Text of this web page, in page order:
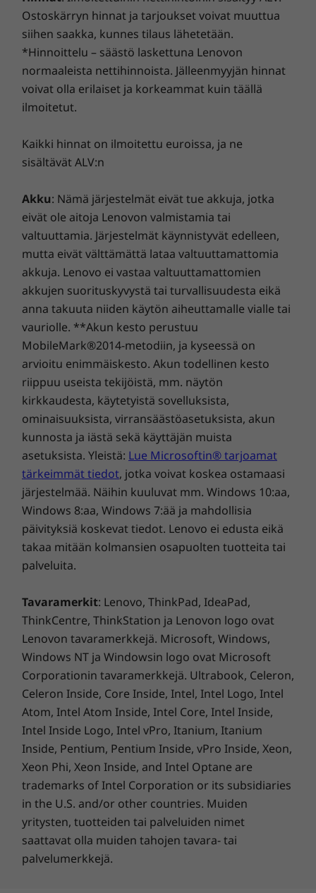
Yhteistyön tekeminen osallistavaksi ja
Yhteistyön tekeminen
osallistavaksi ja
helpoksi
Muuta kokouksien kulku ThinkSmart Tiny
Kitillä – jossa osallistuminen kohtaa
innovaatiot. Sertifioidut ja tiukasti testatut
laitteemme laajentavat kokoustilasi
vaivattomasti. Päivitä pieniä alikäytettyjä
kokoustiloja nykyaikaisen
videokonferenssiteknologian avulla.
Suorituskykyä ja turvallisuutta joka
rintamalla
Suorituskykyä ja
turvallisuutta joka
rintamalla
Vertaansa vailla oleva yksityisyys ja turvallisuus
alusta alkaen ThinkSmart Tiny Kitillä. Koe
johdonmukaista ja kestävää suorituskykyä,
joka täyttää vaatimuksesi Windows -
käyttöjärjestelmän sulautumiseen Office365-
ekosysteemiin. Lisäksi, sen hallinta- ja
raportointivälineet maksimoivat kaikkien
Paino
Alkaen 1,32 kg
ThinkSmart Controller
Portit ja paikat
USB-C 2.0
Suojaus
Kensington MiniSaver Security Slot™
Paino
Alkaen 753,8 g
Tekniset tiedot saattavat vaihdella alueittain ja malleittain.
Muut tiedot
Esiasennetut ohjelmistot
Microsoft Teams-huoneet
ThinkSmart Manager
Takuu
1 vuoden perustakuu
1-year Lenovo Premier-tuki
1 vuoden ThinkSmart ammattilaispalvelujen
käyttöönotto
1-year ThinkSmart ammattilaispalvelujen ylläpito
Tuotteen teknisten tietojen viite: Mallit, tekniset tiedot,
dokumentaatio, yhteensopivuus (englanniksi)
Tekniset tiedot saattavat vaihdella alueittain ja malleittain.
Ostoskärryn hinnat ja tarjoukset voivat muuttua
siihen saakka, kunnes tilaus lähetetään.
*Hinnoittelu – säästö laskettuna Lenovon
normaaleista nettihinnoista. Jälleenmyyjän hinnat
voivat olla erilaiset ja korkeammat kuin täällä
ilmoitetut.
Kaikki hinnat on ilmoitettu euroissa, ja ne
sisältävät ALV:n
Akku: Nämä järjestelmät eivät tue akkuja, jotka
eivät ole aitoja Lenovon valmistamia tai
valtuuttamia. Järjestelmät käynnistyvät edelleen,
mutta eivät välttämättä lataa valtuuttamattomia
akkuja. Lenovo ei vastaa valtuuttamattomien
akkujen suorituskyvystä tai turvallisuudesta eikä
anna takuuta niiden käytön aiheuttamalle vialle tai
vauriolle. **Akun kesto perustuu
MobileMark®2014-metodiin, ja kyseessä on
arvioitu enimmäiskesto. Akun todellinen kesto
riippuu useista tekijöistä, mm. näytön
kirkkaudesta, käytetyistä sovelluksista,
ominaisuuksista, virransäästöasetuksista, akun
kunnosta ja iästä sekä käyttäjän muista
asetuksista. Yleistä: Lue Microsoftin® tarjoamat
tärkeimmät tiedot, jotka voivat koskea ostamaasi
järjestelmää. Näihin kuuluvat mm. Windows 10:aa,
Windows 8:aa, Windows 7:ää ja mahdollisia
päivityksiä koskevat tiedot. Lenovo ei edusta eikä
takaa mitään kolmansien osapuolten tuotteita tai
palveluita.
Tavaramerkit: Lenovo, ThinkPad, IdeaPad,
ThinkCentre, ThinkStation ja Lenovon logo ovat
Lenovon tavaramerkkejä. Microsoft, Windows,
Windows NT ja Windowsin logo ovat Microsoft
Corporationin tavaramerkkejä. Ultrabook, Celeron,
Celeron Inside, Core Inside, Intel, Intel Logo, Intel
Atom, Intel Atom Inside, Intel Core, Intel Inside,
Intel Inside Logo, Intel vPro, Itanium, Itanium
Inside, Pentium, Pentium Inside, vPro Inside, Xeon,
Xeon Phi, Xeon Inside, and Intel Optane are
trademarks of Intel Corporation or its subsidiaries
in the U.S. and/or other countries. Muiden
yritysten, tuotteiden tai palveluiden nimet
saattavat olla muiden tahojen tavara- tai
palvelumerkkejä.